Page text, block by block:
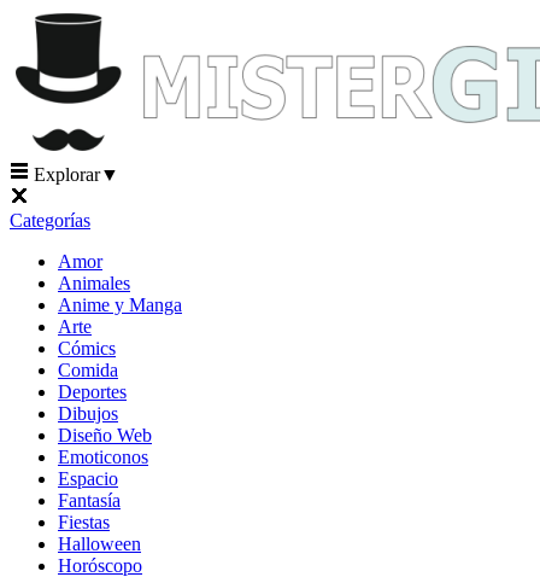
Explorar▼
Categorías
Amor
Animales
Anime y Manga
Arte
Cómics
Comida
Deportes
Dibujos
Diseño Web
Emoticonos
Espacio
Fantasía
Fiestas
Halloween
Horóscopo